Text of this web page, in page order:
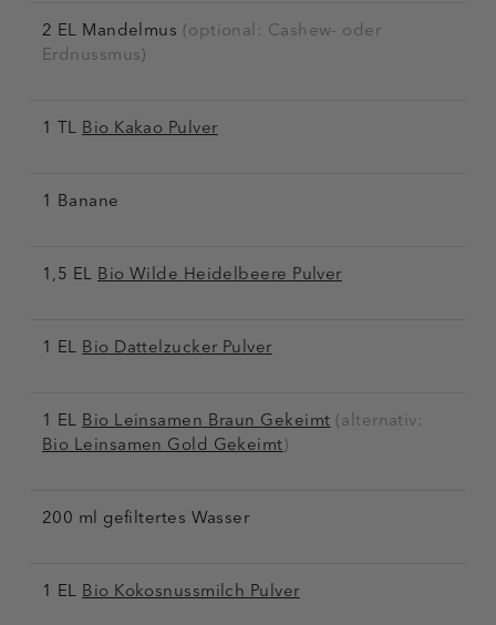
2 EL Mandelmus (optional: Cashew- oder
Erdnussmus)
1 TLBio Kakao Pulver
1 Banane
1,5 ELBio Wilde Heidelbeere Pulver
1 ELBio Dattelzucker Pulver
1 ELBio Leinsamen Braun Gekeimt (alternativ:
Bio Leinsamen Gold Gekeimt)
200 ml gefiltertes Wasser
1 ELBio Kokosnussmilch Pulver